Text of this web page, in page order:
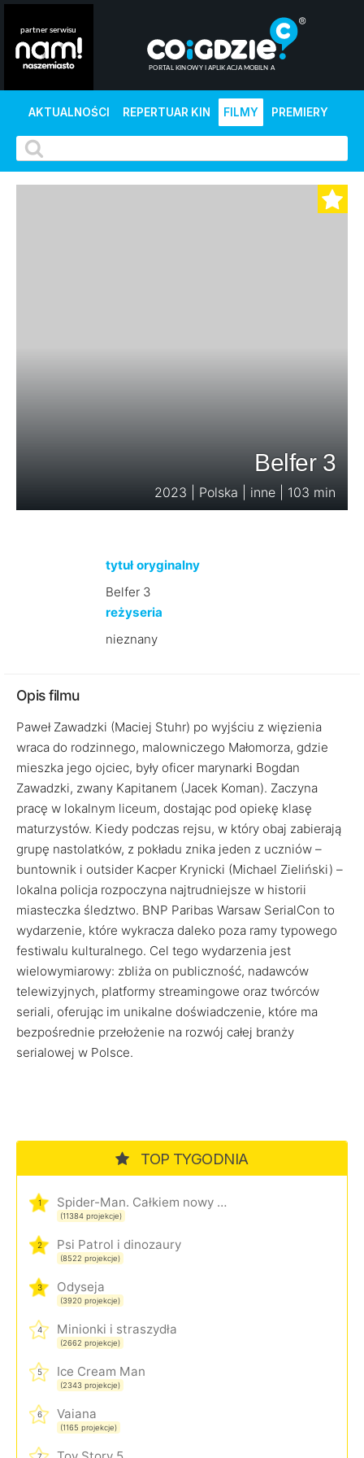
AKTUALNOŚCI REPERTUAR KIN FILMY PREMIERY
Belfer 3
2023 | Polska | inne | 103 min
tytuł oryginalny
Belfer 3
reżyseria
nieznany
Opis filmu
Paweł Zawadzki (Maciej Stuhr) po wyjściu z więzienia
wraca do rodzinnego, malowniczego Małomorza, gdzie
mieszka jego ojciec, były oficer marynarki Bogdan
Zawadzki, zwany Kapitanem (Jacek Koman). Zaczyna
pracę w lokalnym liceum, dostając pod opiekę klasę
maturzystów. Kiedy podczas rejsu, w który obaj zabierają
grupę nastolatków, z pokładu znika jeden z uczniów –
buntownik i outsider Kacper Krynicki (Michael Zieliński) –
lokalna policja rozpoczyna najtrudniejsze w historii
miasteczka śledztwo. BNP Paribas Warsaw SerialCon to
wydarzenie, które wykracza daleko poza ramy typowego
festiwalu kulturalnego. Cel tego wydarzenia jest
wielowymiarowy: zbliża on publiczność, nadawców
telewizyjnych, platformy streamingowe oraz twórców
seriali, oferując im unikalne doświadczenie, które ma
bezpośrednie przełożenie na rozwój całej branży
serialowej w Polsce.
TOP TYGODNIA
1 Spider-Man. Całkiem nowy dzień
(11384 projekcje)
2 Psi Patrol i dinozaury
(8522 projekcje)
3 Odyseja
(3920 projekcje)
4 Minionki i straszydła
(2662 projekcje)
5 Ice Cream Man
(2343 projekcje)
6 Vaiana
(1165 projekcje)